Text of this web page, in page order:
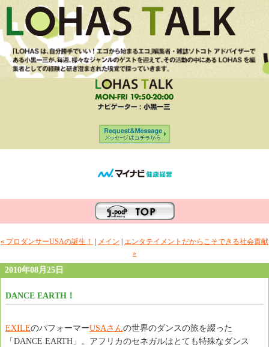
« プロダンサーUSAの誕生！ メイン
エンタテイメントだからこそできる社会貢献
»
2010年08月25日
DANCE EARTH！
EXILEのパフォーマーUSAさんの世界のダンスの旅を綴った
「DANCE EARTH」。アフリカのセネガルはとても特殊なダンス